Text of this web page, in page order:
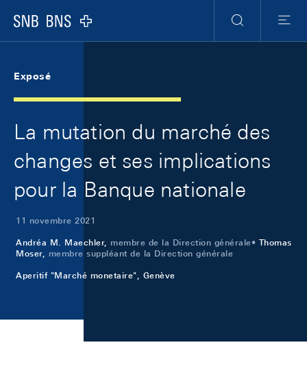
Logo
RechercheMenu
Exposé
La mutation du marché des
changes et ses implications
pour la Banque nationale
11 novembre 2021
Andréa M. Maechler, membre de la Direction générale
Thomas
Moser, membre suppléant de la Direction générale
Aperitif "Marché monetaire", Genève